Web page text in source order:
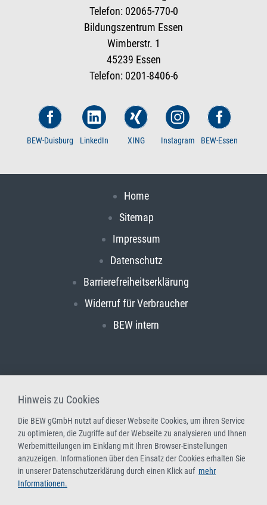
Telefon: 02065-770-0
Bildungszentrum Essen
Wimberstr. 1
45239 Essen
Telefon: 0201-8406-6
BEW-Duisburg LinkedIn XING Instagram BEW-Essen
Home
Sitemap
Impressum
Datenschutz
Barrierefreiheitserklärung
Widerruf für Verbraucher
BEW intern
Hinweis zu Cookies
Die BEW gGmbH nutzt auf dieser Webseite Cookies, um ihren Service
zu optimieren, die Zugriffe auf der Webseite zu analysieren und Ihnen
Werbemitteilungen im Einklang mit Ihren Browser-Einstellungen
anzuzeigen. Informationen über den Einsatz der Cookies erhalten Sie
in unserer Datenschutzerklärung durch einen Klick auf mehr
Informationen.